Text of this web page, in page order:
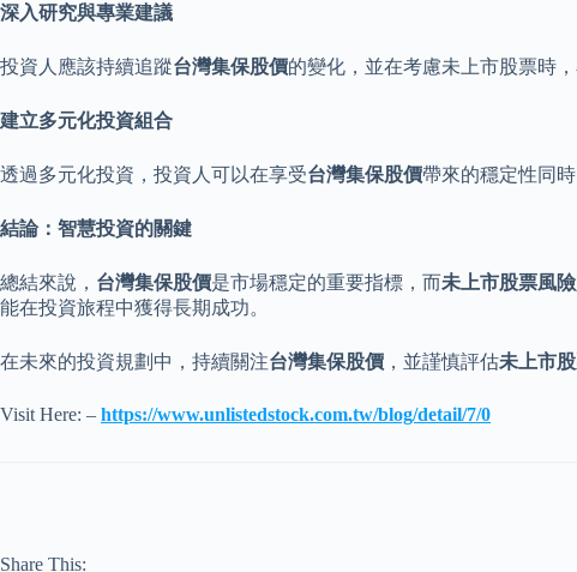
深入研究與專業建議
投資人應該持續追蹤台灣集保股價的變化，並在考慮未上市股票時
建立多元化投資組合
透過多元化投資，投資人可以在享受台灣集保股價帶來的穩定性同
結論：智慧投資的關鍵
總結來說， 台灣集保股價是市場穩定的重要指標，而未上市股票風險
能在投資旅程中獲得長期成功。
在未來的投資規劃中，持續關注台灣集保股價 ，並謹慎評估未上市
Visit Here: – https://www.unlistedstock.com.tw/blog/detail/7/0
Share This: